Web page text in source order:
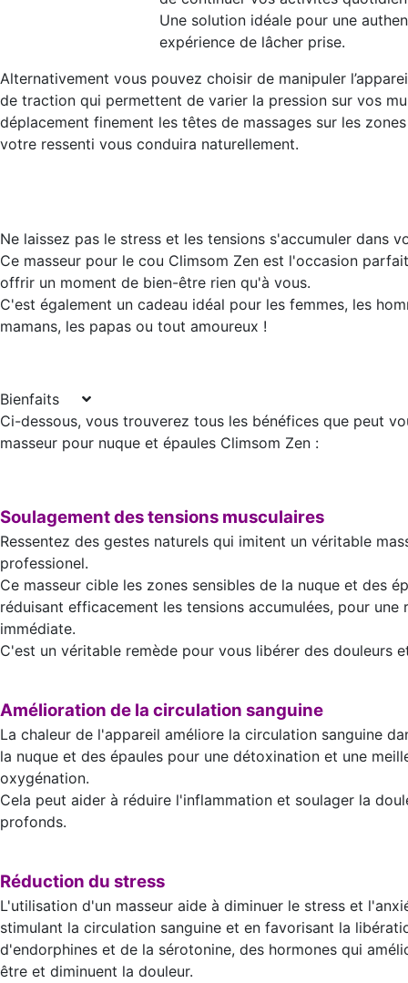
Une solution idéale pour une
expérience de lâcher prise.
Alternativement vous pouvez choisir de manipuler
de traction qui permettent de varier la pression sur vos
déplacement finement les têtes de massages sur les
votre ressenti vous conduira naturellement.
Ne laissez pas le stress et les tensions s'accumuler dans
Ce masseur pour le cou Climsom Zen est l'occasion
offrir un moment de bien-être rien qu'à vous.
C'est également un cadeau idéal pour les femmes, les
mamans, les papas ou tout amoureux !
Bienfaits
Ci-dessous, vous trouverez tous les bénéfices que peut
masseur pour nuque et épaules Climsom Zen :
Soulagement des tensions musculaires
Ressentez des gestes naturels qui imitent un véritable
professionel.
Ce masseur cible les zones sensibles de la nuque et des
réduisant efficacement les tensions accumulées, pour une
immédiate.
C'est un véritable remède pour vous libérer des douleurs
Amélioration de la circulation sanguine
La chaleur de l'appareil améliore la circulation sanguine
la nuque et des épaules pour une détoxination et une
oxygénation.
Cela peut aider à réduire l'inflammation et soulager la
profonds.
Réduction du stress
L'utilisation d'un masseur aide à diminuer le stress et
stimulant la circulation sanguine et en favorisant la
d'endorphines et de la sérotonine, des hormones qui
être et diminuent la douleur.